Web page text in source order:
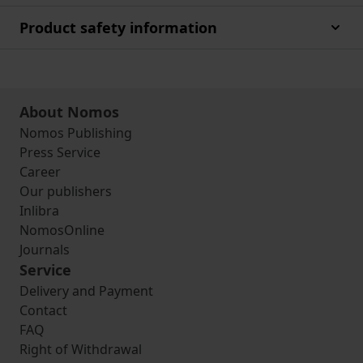
Product safety information
About Nomos
Nomos Publishing
Press Service
Career
Our publishers
Inlibra
NomosOnline
Journals
Service
Delivery and Payment
Contact
FAQ
Right of Withdrawal